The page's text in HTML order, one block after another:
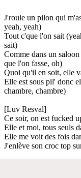
J'roule un pilon qui
yeah, yeah)
Tout c'que l'on sait
sait)
Comme dans un
que l'on fasse, oh)
Quoi qu'il en soit, elle
Elle est sous pil' donc
chambre, chambre)
[Luv Resval]
Ce soir, on est fucked
Elle et moi, tous seuls
Elle me voit des fois
J'enlève son croc top